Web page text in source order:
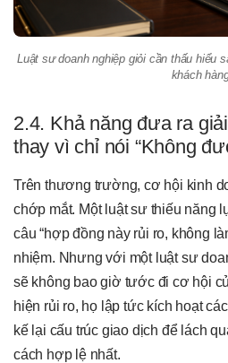
Luật sư doanh nghiệp giỏi cần thấu hiểu
khách
2.4. Khả năng đưa ra
thay vì chỉ nói “Không
Trên thương trường, cơ hội kinh
chớp mắt. Một luật sư thiếu năng
câu “hợp đồng này rủi ro, không
nhiệm. Nhưng với một luật sư
sẽ không bao giờ tước đi cơ hội
hiện rủi ro, họ lập tức kích hoạt
kế lại cấu trúc giao dịch để lách
cách hợp lệ nhất.